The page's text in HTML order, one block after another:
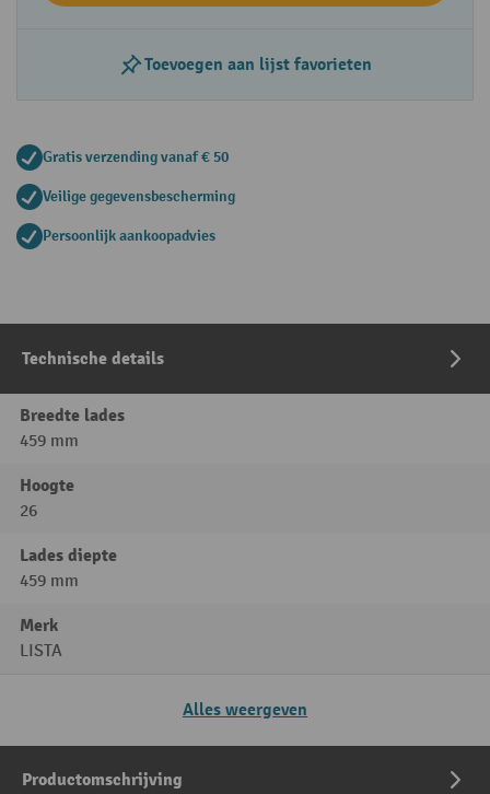
Toevoegen aan lijst favorieten
Gratis verzending vanaf € 50
Veilige gegevensbescherming
Persoonlijk aankoopadvies
Technische details
Breedte lades
459 mm
Hoogte
26
Lades diepte
459 mm
Merk
LISTA
Alles weergeven
Productomschrijving